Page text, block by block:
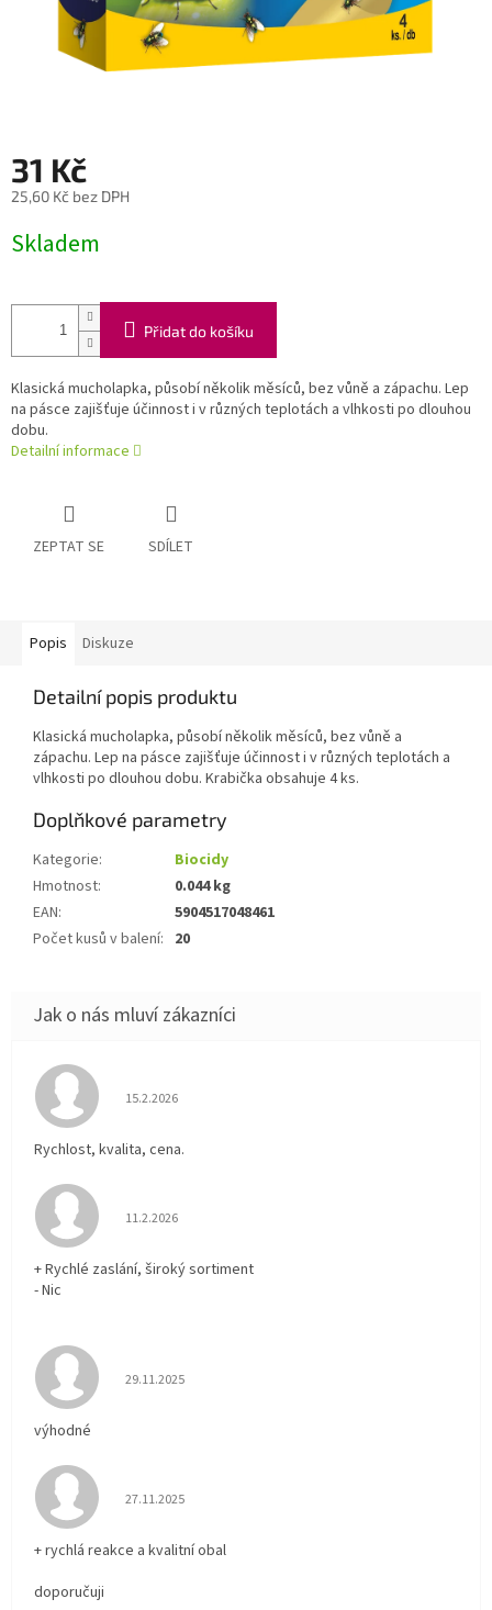
31 Kč
25,60 Kč bez DPH
cena:
Skladem
Přidat do košíku
Klasická mucholapka, působí několik měsíců, bez vůně a zápachu. Lep
na pásce zajišťuje účinnost i v různých teplotách a vlhkosti po dlouhou
dobu.
Detailní informace
ZEPTAT SE SDÍLET
Popis Diskuze
Detailní popis produktu
Klasická mucholapka, působí několik měsíců, bez vůně a
zápachu. Lep na pásce zajišťuje účinnost i v různých teplotách a
vlhkosti po dlouhou dobu. Krabička obsahuje 4 ks.
Doplňkové parametry
Kategorie:
Biocidy
Hmotnost:
0.044 kg
EAN:
5904517048461
Počet kusů v balení: 20
Hodnocení obchodu je 5 z 5 hvězdiček.
15.2.2026
Rychlost, kvalita, cena.
Hodnocení obchodu je 5 z 5 hvězdiček.
11.2.2026
+ Rychlé zaslání, široký sortiment
- Nic
Hodnocení obchodu je 5 z 5 hvězdiček.
29.11.2025
výhodné
Hodnocení obchodu je 5 z 5 hvězdiček.
27.11.2025
+ rychlá reakce a kvalitní obal
doporučuji